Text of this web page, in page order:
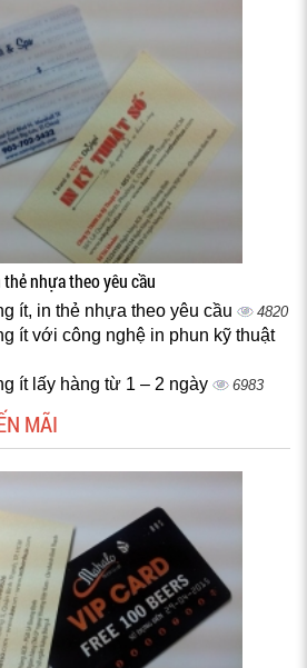
nhựa theo yêu cầu
ít, in thẻ nhựa theo yêu cầu 4820
ít với công nghệ in phun kỹ thuật
ít lấy hàng từ 1 – 2 ngày 6983
MÃI